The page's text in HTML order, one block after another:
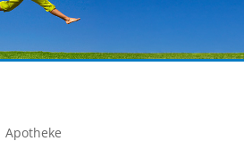
Apotheke